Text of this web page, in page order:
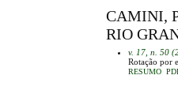
CAMINI,
RIO
v. 17, n. 50
Rotação por
RESUMO